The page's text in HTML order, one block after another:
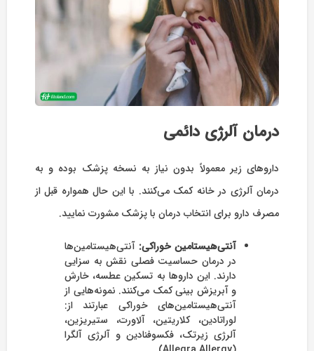
درمان آلرژی دائمی
داروهای زیر معمولاً بدون نیاز به نسخه پزشک بوده و به
درمان آلرژی در خانه کمک می‌کنند. با این حال همواره قبل از
مصرف دارو برای انتخاب درمان با پزشک مشورت نمایید.
آنتی‌هیستامین خوراکی: آنتی‌هیستامین‌ها
در درمان حساسیت فصلی نقش به سزایی
دارند. این داروها به تسکین عطسه، خارش
و آبریزش بینی کمک می‌کنند. نمونه‌هایی از
آنتی‌هیستامین‌‌های خوراکی عبارتند از:
لوراتادین، کلاریتین، آلاورت، ستیریزین،
آلرژی زیرتک، فکسوفنادین و آلرژی آلگرا